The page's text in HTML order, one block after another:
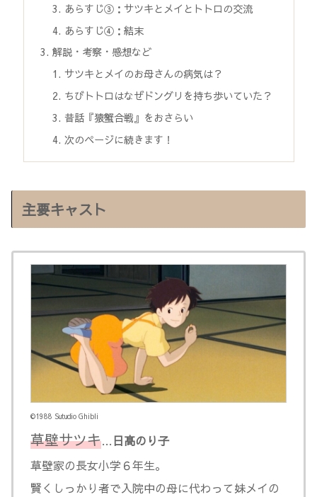
あらすじ③：サツキとメイとトトロの交流
あらすじ④：結末
解説・考察・感想など
サツキとメイのお母さんの病気は？
ちびトトロはなぜドングリを持ち歩いていた？
昔話『猿蟹合戦』をおさらい
次のページに続きます！
主要キャスト
©1988 Sutudio Ghibli
草壁サツキ…日髙のり子
草壁家の長女小学６年生。
賢くしっかり者で入院中の母に代わって妹メイの